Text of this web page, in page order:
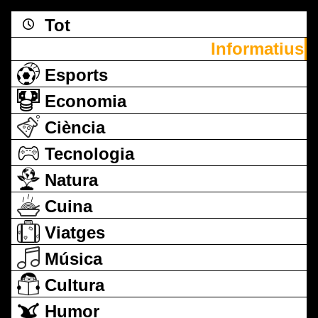
Tot
Informatius
Esports
Economia
Ciència
Tecnologia
Natura
Cuina
Viatges
Música
Cultura
Humor